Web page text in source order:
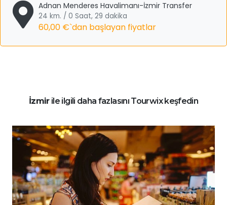
Adnan Menderes Havalimanı-İzmir Transfer
24 km. / 0 Saat, 29 dakika
60,00 €`dan başlayan fiyatlar
İzmirile ilgili daha fazlasını Tourwix keşfedin